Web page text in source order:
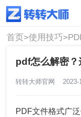
使用技巧
首页>使用技巧>
pdf怎么解密？
转转大师官网 2023-
PDF文件格式广